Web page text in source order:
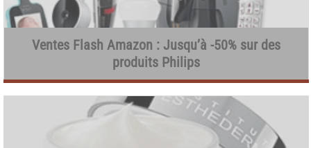
Ventes Flash Amazon : Jusqu’à -50% sur des
produits Philips